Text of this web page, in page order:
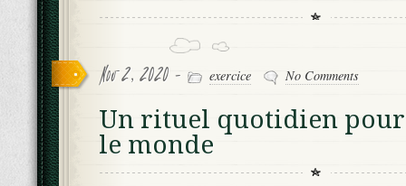
Nov 2, 2020 - exercice No Comments
Un rituel quotidien
le monde